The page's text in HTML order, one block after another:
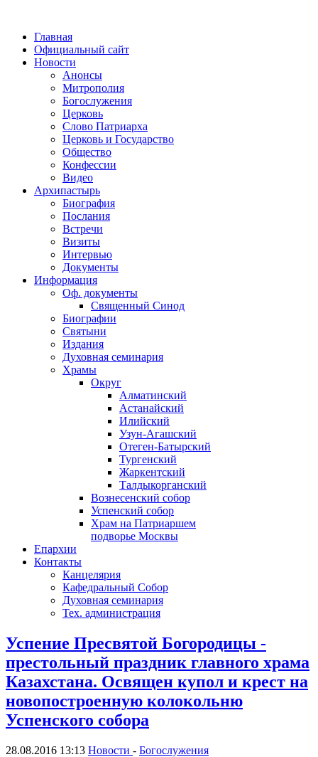
Главная
Официальный сайт
Новости
Анонсы
Митрополия
Богослужения
Церковь
Слово Патриарха
Церковь и Государство
Общество
Конфессии
Видео
Архипастырь
Биография
Послания
Встречи
Визиты
Интервью
Документы
Информация
Оф. документы
Священный Синод
Биографии
Святыни
Издания
Духовная семинария
Храмы
Округ
Алматинский
Астанайский
Илийский
Узун-Агашский
Отеген-Батырский
Тургенский
Жаркентский
Талдыкорганский
Вознесенский собор
Успенский собор
Храм на Патриаршем
подворье Москвы
Епархии
Контакты
Канцелярия
Кафедральный Собор
Духовная семинария
Тех. администрация
Успение Пресвятой Богородицы -
престольный праздник главного храма
Казахстана. Освящен купол и крест на
новопостроенную колокольню
Успенского собора
28.08.2016 13:13 Новости - Богослужения